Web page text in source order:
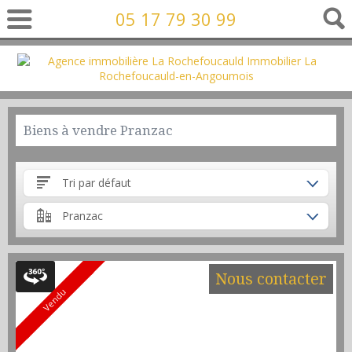
05 17 79 30 99
Biens à vendre Pranzac
Tri par défaut
Pranzac
Vendu
Nous contacter